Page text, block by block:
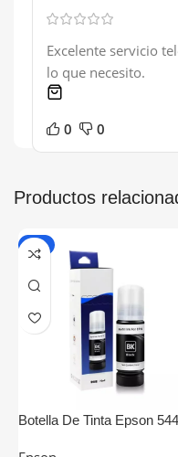
Excelente servicio
lo que necesito.
0 0
Productos
-7%
Botella De Tinta Epson 544